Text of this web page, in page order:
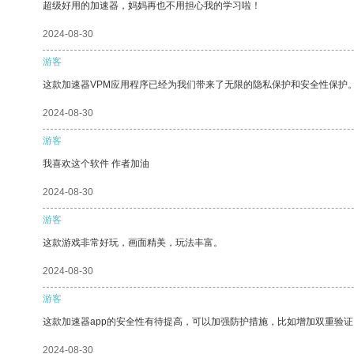
超级好用的加速器，妈妈再也不用担心我的学习啦！
2024-08-30
游客
这款加速器VPM应用程序已经为我们带来了无限的隐私保护和安全性保护
2024-08-30
游客
我喜欢这个软件 作者加油
2024-08-30
游客
这款游戏非常好玩，画面精美，玩法丰富。
2024-08-30
游客
这款加速器app的安全性有待提高，可以加强防护措施，比如增加双重验
2024-08-30